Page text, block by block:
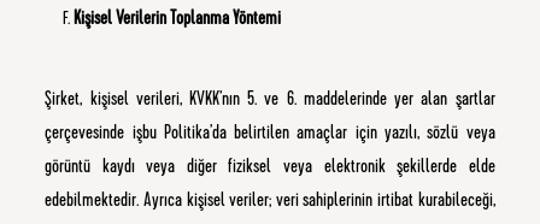
Kişisel Verilerin Toplanma Yöntemi
Şirket, kişisel verileri, KVKK’nın 5. ve 6. maddelerinde yer alan şartlar
çerçevesinde işbu Politika’da belirtilen amaçlar için yazılı, sözlü veya
görüntü kaydı veya diğer fiziksel veya elektronik şekillerde elde
edebilmektedir. Ayrıca kişisel veriler; veri sahiplerinin irtibat kurabileceği,